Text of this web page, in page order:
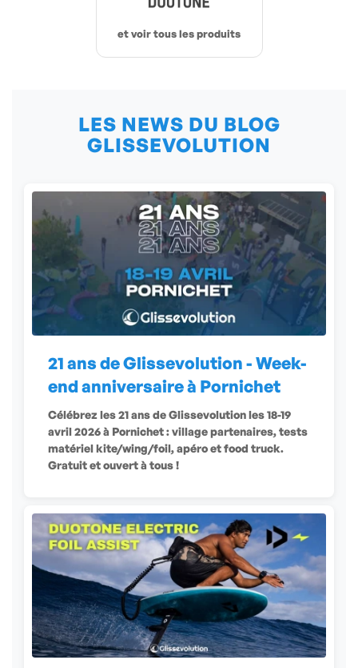
et voir tous les produits
LES NEWS DU BLOG
GLISSEVOLUTION
21 ans de Glissevolution - Week-
end anniversaire à Pornichet
Célébrez les 21 ans de Glissevolution les 18-19
avril 2026 à Pornichet : village partenaires, tests
matériel kite/wing/foil, apéro et food truck.
Gratuit et ouvert à tous !